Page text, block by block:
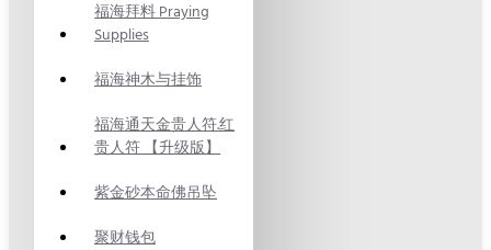
福海拜料 Praying
Supplies
福海神木与挂饰
福海通天金贵人符.红
贵人符 【升级版】
紫金砂本命佛吊坠
聚财钱包